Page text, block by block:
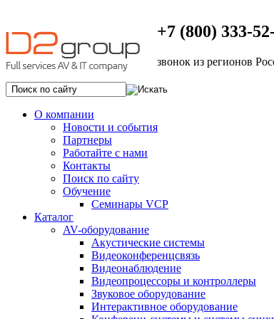
+7 (800) 333-
звонок из регионов
О компании
Новости и события
Партнеры
Работайте с нами
Контакты
Поиск по сайту
Обучение
Семинары VCP
Каталог
AV-оборудование
Акустические системы
Видеоконференцсвязь
Видеонаблюдение
Видеопроцессоры и контроллеры
Звуковое оборудование
Интерактивное оборудование